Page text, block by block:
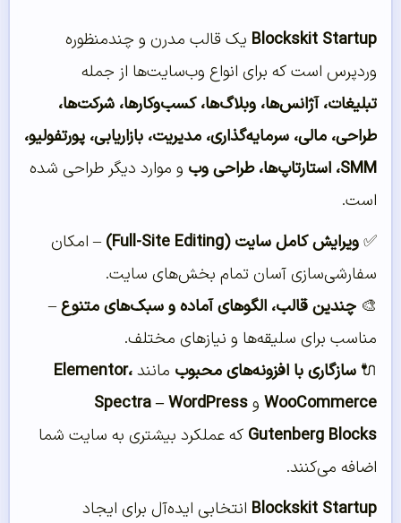
Blockskit Startup یک قالب مدرن و چندمنظوره
وردپرس است که برای انواع وب‌سایت‌ها از جمله
تبلیغات، آژانس‌ها، وبلاگ‌ها، کسب‌وکارها، شرکت‌ها،
طراحی، مالی، سرمایه‌گذاری، مدیریت، بازاریابی، پورتفولیو،
SMM، استارتاپ‌ها، طراحی وب
و موارد دیگر طراحی شده
است.
✅ویرایش کامل سایت (Full-Site Editing)
– امکان
سفارشی‌سازی آسان تمام بخش‌های سایت.
🎨 چندین قالب، الگوهای آماده و سبک‌های متنوع–
مناسب برای سلیقه‌ها و نیازهای مختلف.
🔌 سازگاری با افزونه‌های محبوب مانندElementor،
WooCommerce وSpectra – WordPress
Gutenberg Blocks که عملکرد بیشتری به سایت شما
اضافه می‌کنند.
Blockskit Startup انتخابی ایده‌آل برای ایجاد